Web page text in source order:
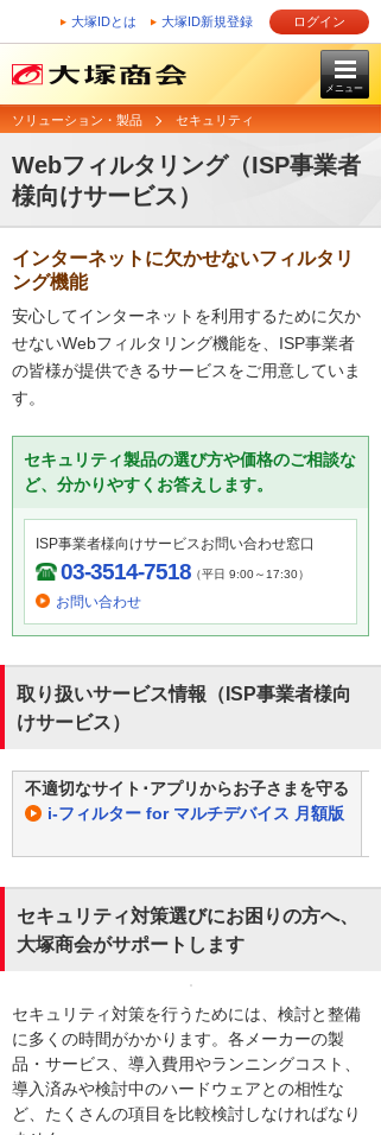
大塚IDとは 大塚ID新規登録 ログイン
メニュー
ソリューション・製品 セキュリティ
Webフィルタリング（ISP事業者
様向けサービス）
インターネットに欠かせないフィルタリ
ング機能
安心してインターネットを利用するために欠か
せないWebフィルタリング機能を、ISP事業者
の皆様が提供できるサービスをご用意していま
す。
セキュリティ製品の選び方や価格のご相談な
ど、分かりやすくお答えします。
ISP事業者様向けサービスお問い合わせ窓口
03-3514-7518（平日 9:00～17:30）
お問い合わせ
取り扱いサービス情報（ISP事業者様向
けサービス）
不適切なサイト･アプリからお子さまを守る
i-フィルター for マルチデバイス 月額版
セキュリティ対策選びにお困りの方へ、
大塚商会がサポートします
セキュリティ対策を行うためには、検討と整備
に多くの時間がかかります。各メーカーの製
品・サービス、導入費用やランニングコスト、
導入済みや検討中のハードウェアとの相性な
ど、たくさんの項目を比較検討しなければなり